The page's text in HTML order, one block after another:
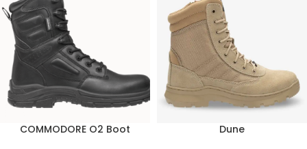
COMMODORE O2 Boot Dune